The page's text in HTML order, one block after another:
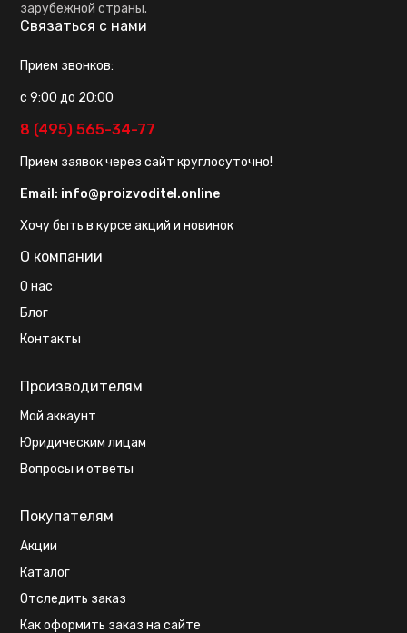
зарубежной страны.
Связаться с нами
Прием звонков:
с 9:00 до 20:00
8 (495) 565-34-77
Прием заявок через сайт круглосуточно!
Email: info@proizvoditel.online
Хочу быть в курсе акций и новинок
О компании
О нас
Блог
Контакты
Производителям
Мой аккаунт
Юридическим лицам
Вопросы и ответы
Покупателям
Акции
Каталог
Отследить заказ
Как оформить заказ на сайте